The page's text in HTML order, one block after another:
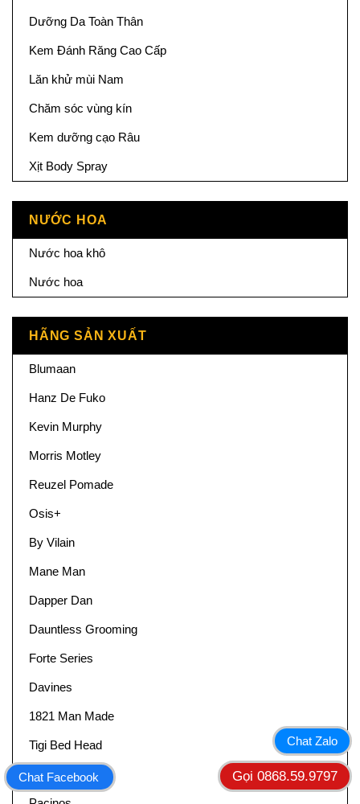
Dưỡng Da Toàn Thân
Kem Đánh Răng Cao Cấp
Lăn khử mùi Nam
Chăm sóc vùng kín
Kem dưỡng cạo Râu
Xịt Body Spray
NƯỚC HOA
Nước hoa khô
Nước hoa
HÃNG SẢN XUẤT
Blumaan
Hanz De Fuko
Kevin Murphy
Morris Motley
Reuzel Pomade
Osis+
By Vilain
Mane Man
Dapper Dan
Dauntless Grooming
Forte Series
Davines
1821 Man Made
Tigi Bed Head
Suavecito
Chat Zalo
Chat Facebook Gọi 0868.59.9797